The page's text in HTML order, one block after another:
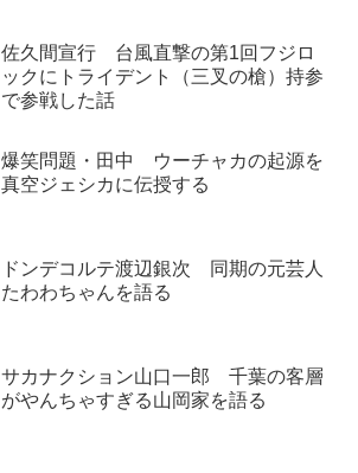
佐久間宣行 台風直撃の第1回フジロ
ックにトライデント（三叉の槍）持参
で参戦した話
爆笑問題・田中 ウーチャカの起源を
真空ジェシカに伝授する
ドンデコルテ渡辺銀次 同期の元芸人
たわわちゃんを語る
サカナクション山口一郎 千葉の客層
がやんちゃすぎる山岡家を語る